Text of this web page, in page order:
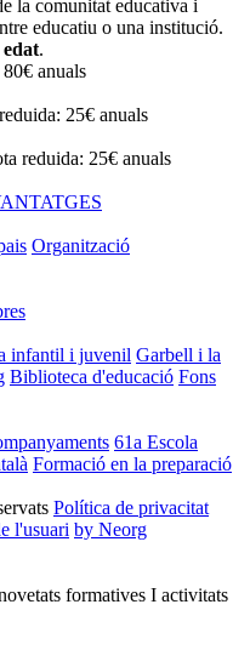
la comunitat educativa i
educatiu o una institució.
edat.
anuals
25€ anuals
reduida: 25€ anuals
Organització
infantil i juvenil Garbell i la
Biblioteca d'educació Fons
61a Escola
Formació en la preparació
Política de privacitat
l'usuari by Neorg
formatives I activitats